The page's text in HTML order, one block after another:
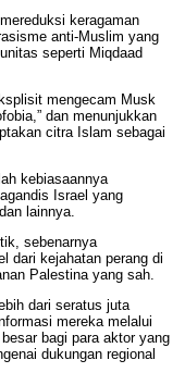
keragaman
anti-Muslim yang
seperti Miqdaad
mengecam Musk
dan menunjukkan
citra Islam sebagai
kebiasaannya
Israel yang
lainnya.
sebenarnya
dari kejahatan perang di
Palestina yang sah.
dari seratus juta
mereka melalui
bagi para aktor yang
dukungan regional